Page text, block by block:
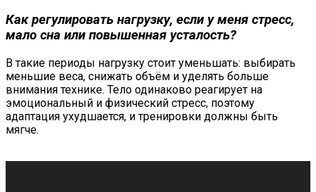
Как регулировать нагрузку, если у меня стресс,
мало сна или повышенная усталость?
В такие периоды нагрузку стоит уменьшать: выбирать
меньшие веса, снижать объём и уделять больше
внимания технике. Тело одинаково реагирует на
эмоциональный и физический стресс, поэтому
адаптация ухудшается, и тренировки должны быть
мягче.